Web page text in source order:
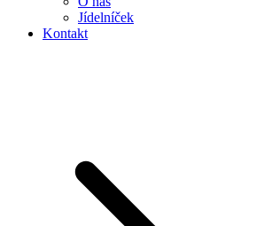
Jídelníček
Kontakt